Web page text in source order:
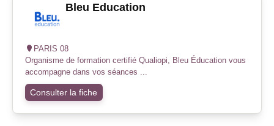
Bleu Education
PARIS 08
Organisme de formation certifié Qualiopi, Bleu Éducation vous
accompagne dans vos séances ...
Consulter la fiche